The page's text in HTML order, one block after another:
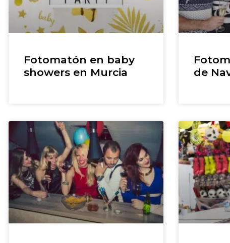
Fotomatón en baby
showers en Murcia
de